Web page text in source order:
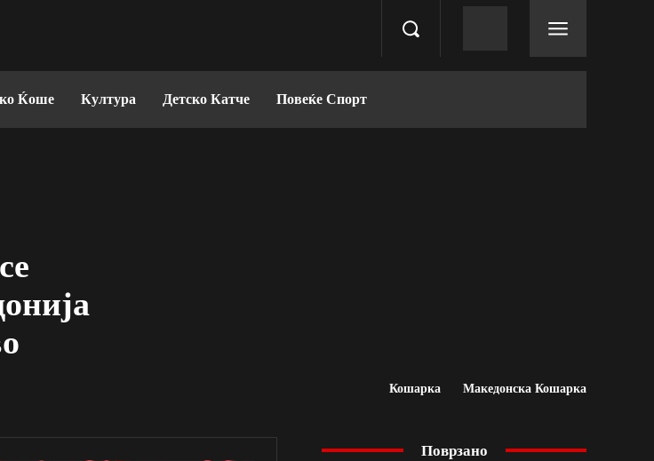
Ќоше Култура Детско Катче Повеќе Спорт
Кошарка Македонска Кошарка
Поврзано